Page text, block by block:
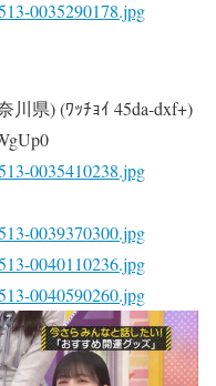
0035290178.jpg
県) (ﾜｯﾁｮｲ 45da-dxf+)
0035410238.jpg
0039370300.jpg
0040110236.jpg
0040590260.jpg